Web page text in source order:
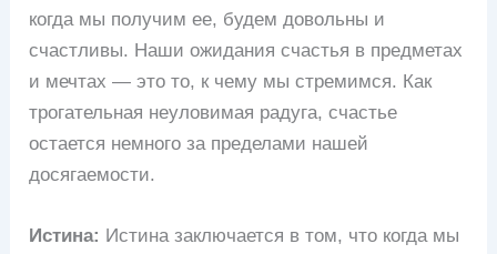
когда мы получим ее, будем довольны и
счастливы. Наши ожидания счастья в предметах
и ​​мечтах — это то, к чему мы стремимся. Как
трогательная неуловимая радуга, счастье
остается немного за пределами нашей
досягаемости.
Истина: Истина заключается в том, что когда мы